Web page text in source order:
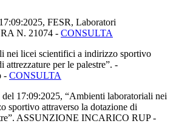
FESR, Laboratori
N. 21074 - CONSULTA
nei licei scientifici a indirizzo sportivo
attrezzature per le palestre”. -
- CONSULTA
17:09:2025, “Ambienti laboratoriali nei
sportivo attraverso la dotazione di
ASSUNZIONE INCARICO RUP -